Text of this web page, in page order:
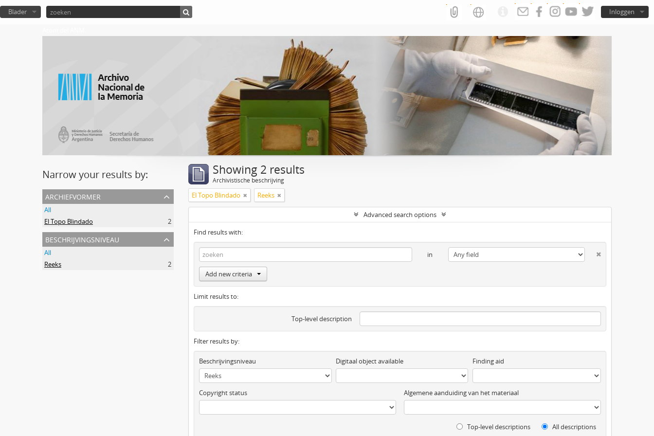
Inloggen
Blader
Narrow your results by:
archiefvormer
All
El Topo Blindado
2
beschrijvingsniveau
All
Reeks
2
Showing 2 results
Archivistische beschrijving
El Topo Blindado Reeks
Advanced search options
Find results with:
in
Add new criteria
Limit results to:
Top-level description
Filter results by:
Beschrijvingsniveau Digitaal object available Finding aid
Copyright status Algemene aanduiding van het materiaal
Top-level descriptions All descriptions